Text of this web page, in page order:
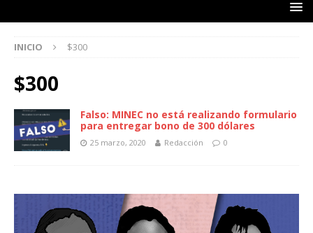
INICIO $300
$300
Falso: MINEC no está realizando formulario
para entregar bono de 300 dólares
25 marzo, 2020 Redacción 0